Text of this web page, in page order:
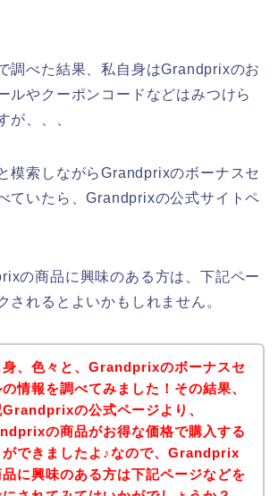
調べた結果、私自身はGrandprixのお
ルやクーポンコードなどはみつけら
が、、、
模索しながらGrandprixのボーナスセ
ていたら、Grandprixの公式サイトペ
の商品に興味のある方は、下記ペー
されるとよいかもしれません。
身、色々と、Grandprixのボーナスセ
情報を調べてみました！その結果、
の公式ページより、
の商品がお得な価格で購入する
ができましたよ♪なので、Grandprix
に興味のある方は下記ページなどを